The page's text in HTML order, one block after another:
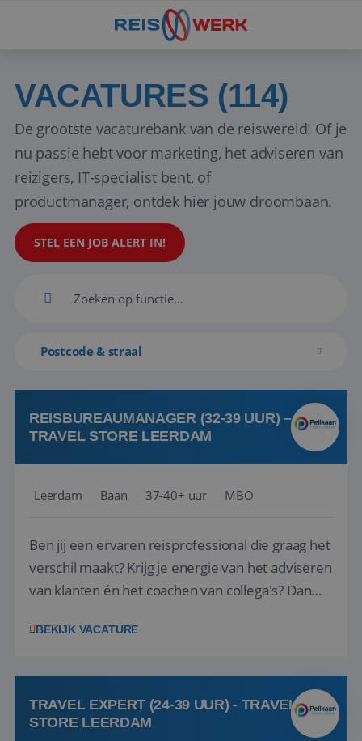
VACATURES (114)
De grootste vacaturebank van de reiswereld! Of je
nu passie hebt voor marketing, het adviseren van
reizigers, IT-specialist bent, of
productmanager, ontdek hier jouw droombaan.
STEL EEN JOB ALERT IN!
Postcode & straal
REISBUREAUMANAGER (32-39 UUR) –
TRAVEL STORE LEERDAM
Leerdam Baan 37-40+ uur MBO
Ben jij een ervaren reisprofessional die graag het
verschil maakt? Krijg je energie van het adviseren
van klanten én het coachen van collega's? Dan
(onderdeel van Pelikaan Travel Group) zoeken
team het reisbureau verder...
BEKIJK VACATURE
TRAVEL EXPERT (24-39 UUR) - TRAVEL
STORE LEERDAM